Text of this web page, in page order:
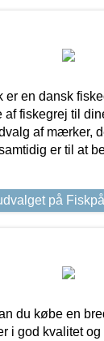
er en dansk
af fiskegrej til
af mærker,
er til at
på
du købe en
i god kvalitet